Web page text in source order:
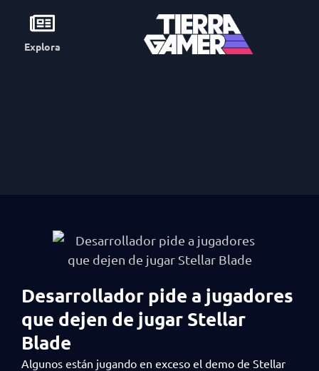
Explora
Desarrollador pide a jugadores
que dejen de jugar Stellar
Blade
Algunos están jugando en exceso el demo de Stellar